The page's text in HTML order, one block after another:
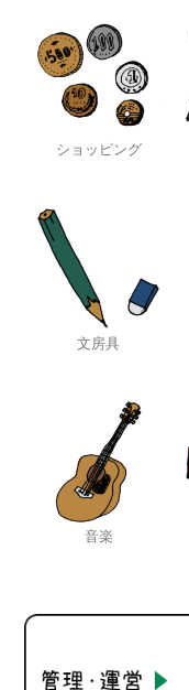
ショッピング
文房具
音楽